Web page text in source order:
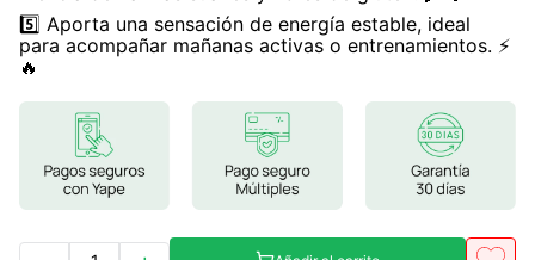
5️⃣ Aporta una sensación de energía estable, ideal
para acompañar mañanas activas o entrenamientos. ⚡
🔥